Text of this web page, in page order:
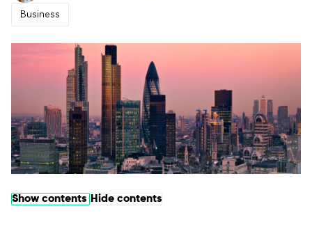
Business
Show contents Hide contents